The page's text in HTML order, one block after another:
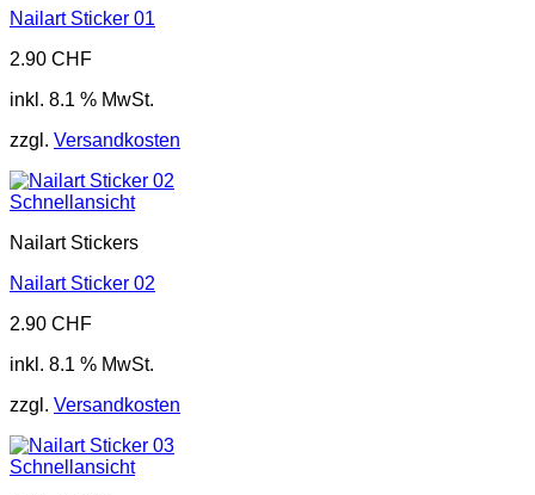
Nailart Sticker 01
2.90 CHF
inkl. 8.1 % MwSt.
zzgl. Versandkosten
Schnellansicht
Nailart Stickers
Nailart Sticker 02
2.90 CHF
inkl. 8.1 % MwSt.
zzgl. Versandkosten
Schnellansicht